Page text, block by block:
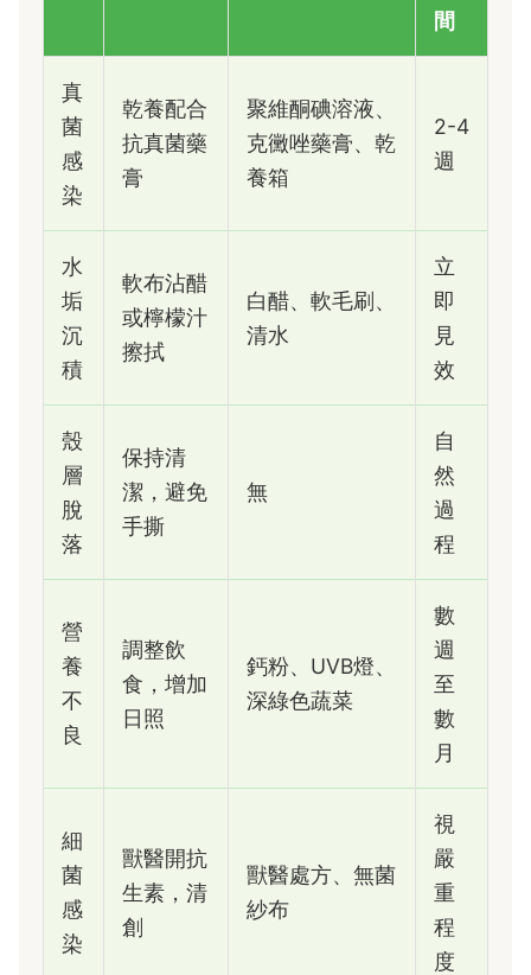
間
真
菌
感
染
乾養配合
抗真菌藥
膏
聚維酮碘溶液、
克黴唑藥膏、乾
養箱
2-4
週
水
垢
沉
積
軟布沾醋
或檸檬汁
擦拭
白醋、軟毛刷、
清水
立
即
見
效
殼
層
脫
落
保持清
潔，避免
手撕
無
自
然
過
程
營
養
不
良
調整飲
食，增加
日照
鈣粉、UVB燈、
深綠色蔬菜
數
週
至
數
月
細
菌
感
染
獸醫開抗
生素，清
創
獸醫處方、無菌
紗布
視
嚴
重
程
度